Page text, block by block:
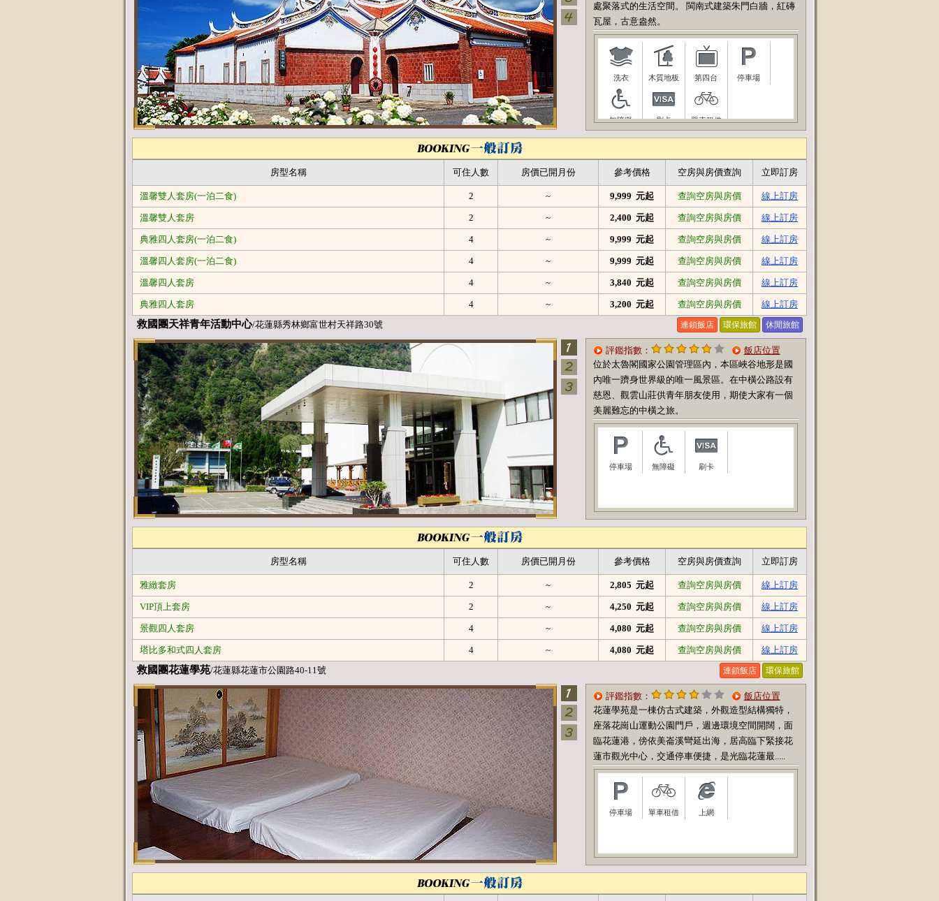
處聚落式的生活空間。 閩南式建築朱門白牆，紅磚
瓦屋，古意盎然。
洗衣 木質地板 第四台 停車場
無障礙 刷卡 單車租借
房型名稱 可住人數 房價已開月份 參考價格 空房與房價查詢 立即訂房
溫馨雙人套房(一泊二食) 2 ~ 9,999 元起 查詢空房與房價 線上訂房
溫馨雙人套房 2 ~ 2,400 元起 查詢空房與房價 線上訂房
典雅四人套房(一泊二食) 4 ~ 9,999 元起 查詢空房與房價 線上訂房
溫馨四人套房(一泊二食) 4 ~ 9,999 元起 查詢空房與房價 線上訂房
溫馨四人套房 4 ~ 3,840 元起 查詢空房與房價 線上訂房
典雅四人套房 4 ~ 3,200 元起 查詢空房與房價 線上訂房
休閒旅館
環保旅館
連鎖飯店
救國團天祥青年活動中心/花蓮縣秀林鄉富世村天祥路30號
評鑑指數：
飯店位置
位於太魯閣國家公園管理區內，本區峽谷地形是國
內唯一躋身世界級的唯一風景區。在中橫公路設有
慈恩、觀雲山莊供青年朋友使用，期使大家有一個
美麗難忘的中橫之旅。
停車場 無障礙 刷卡
房型名稱 可住人數 房價已開月份 參考價格 空房與房價查詢 立即訂房
雅緻套房 2 ~ 2,805 元起 查詢空房與房價 線上訂房
VIP頂上套房 2 ~ 4,250 元起 查詢空房與房價 線上訂房
景觀四人套房 4 ~ 4,080 元起 查詢空房與房價 線上訂房
塔比多和式四人套房 4 ~ 4,080 元起 查詢空房與房價 線上訂房
環保旅館
連鎖飯店
救國團花蓮學苑/花蓮縣花蓮市公園路40-11號
評鑑指數：
飯店位置
花蓮學苑是一棟仿古式建築，外觀造型結構獨特，
座落花崗山運動公園門戶，週邊環境空間開闊，面
臨花蓮港，傍依美崙溪彎延出海，居高臨下緊接花
蓮市觀光中心，交通停車便捷，是光臨花蓮最.....
停車場 單車租借 上網